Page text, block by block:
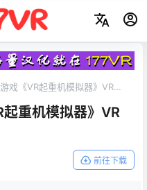
戏《VR起重机模拟器》VR
重机模拟器》VR
前往下载